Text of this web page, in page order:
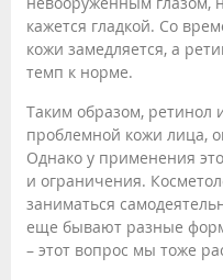
кажется гладкой. Со
кожи замедляется, а
темп к норме.
Таким образом, ретинол
проблемной кожи лица,
Однако у применения
и ограничения.
заниматься
еще бывают разные
– этот вопрос мы тоже